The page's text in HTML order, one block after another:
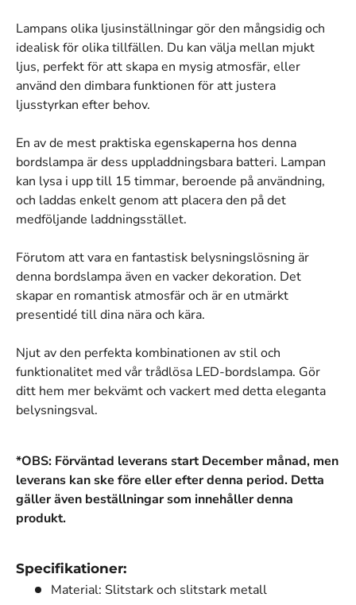
Lampans olika ljusinställningar gör den mångsidig och
idealisk för olika tillfällen. Du kan välja mellan mjukt
ljus, perfekt för att skapa en mysig atmosfär, eller
använd den dimbara funktionen för att justera
ljusstyrkan efter behov.
En av de mest praktiska egenskaperna hos denna
bordslampa är dess uppladdningsbara batteri. Lampan
kan lysa i upp till 15 timmar, beroende på användning,
och laddas enkelt genom att placera den på det
medföljande laddningsstället.
Förutom att vara en fantastisk belysningslösning är
denna bordslampa även en vacker dekoration. Det
skapar en romantisk atmosfär och är en utmärkt
presentidé till dina nära och kära.
Njut av den perfekta kombinationen av stil och
funktionalitet med vår trådlösa LED-bordslampa. Gör
ditt hem mer bekvämt och vackert med detta eleganta
belysningsval.
*OBS: Förväntad leverans start December månad, men
leverans kan ske före eller efter denna period. Detta
gäller även beställningar som innehåller denna
produkt.
Specifikationer:
Material: Slitstark och slitstark metall